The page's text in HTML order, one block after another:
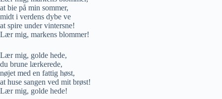
at bie på min sommer,
midt i verdens dybe ve
at spire under vintersne!
Lær mig, markens blommer!
Lær mig, golde hede,
du brune lærkerede,
nøjet med en fattig høst,
at huse sangen ved mit brøst!
Lær mig, golde hede!